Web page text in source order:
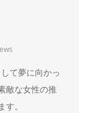
て夢に向かっ
敵な女性の推
。